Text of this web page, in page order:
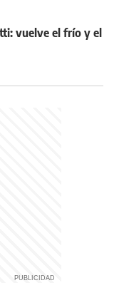
vuelve el frío y el